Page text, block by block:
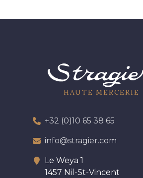
HAUTE MERCERIE
+32 (0)10 65 38 65
info@stragier.com
Le Weya 1
1457 Nil-St-Vincent